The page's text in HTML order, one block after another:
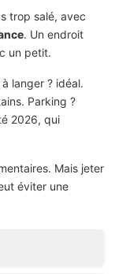
trop salé, avec
. Un endroit
un petit.
langer ? idéal.
Parking ?
2026, qui
Mais jeter
éviter une